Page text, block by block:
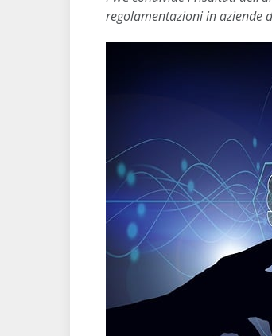
regolamentazioni in aziende